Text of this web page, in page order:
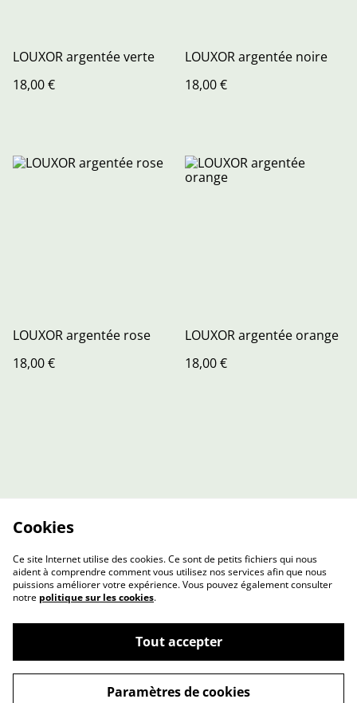
LOUXOR argentée verte
18,00 €
LOUXOR argentée noire
18,00 €
LOUXOR argentée rose
18,00 €
LOUXOR argentée orange
18,00 €
Privacy Policy
Cookie Policy
Cookies
Ce site Internet utilise des cookies. Ce sont de petits fichiers qui nous
aident à comprendre comment vous utilisez nos services afin que nous
puissions améliorer votre expérience. Vous pouvez également consulter
notre politique sur les cookies.
Tout accepter
Paramètres de cookies